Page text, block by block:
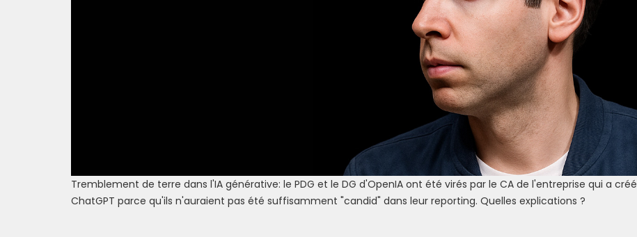
Tremblement de terre dans l'IA générative: le PDG et le DG d'OpenIA ont été virés par le CA de l'entreprise qui a créé
ChatGPT parce qu'ils n'auraient pas été suffisamment "candid" dans leur reporting. Quelles explications ?